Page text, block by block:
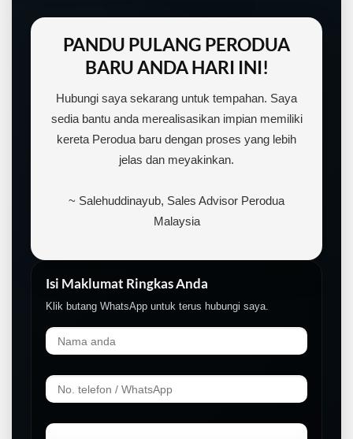
LIVE
PANDU PULANG PERODUA
BARU ANDA HARI INI!
Hubungi saya sekarang untuk tempahan. Saya
sedia bantu anda merealisasikan impian memiliki
kereta Perodua baru dengan proses yang lebih
jelas dan meyakinkan.
~ Salehuddinayub, Sales Advisor Perodua
Malaysia
Isi Maklumat Ringkas Anda
Klik butang WhatsApp untuk terus hubungi saya.